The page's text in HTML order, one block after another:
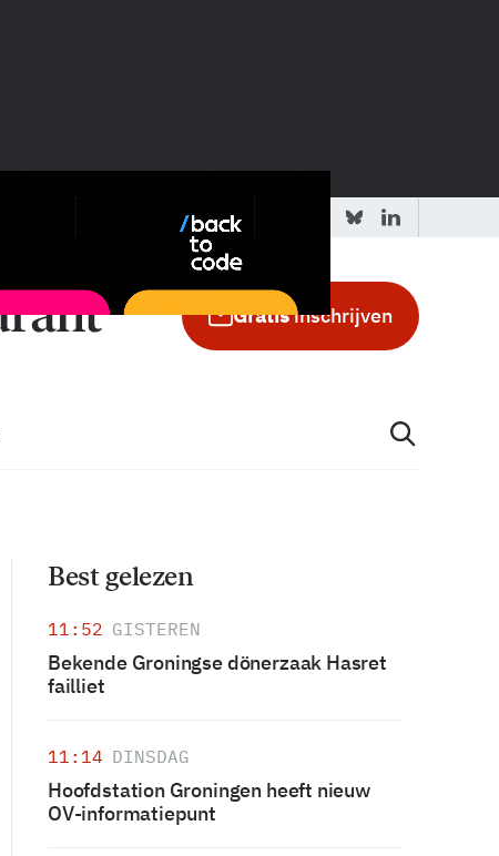
Adverteren in de GIC
Gratisinschrijven
Best gelezen
11:52 GISTEREN
Bekende Groningse dönerzaak Hasret
failliet
11:14 DINSDAG
Hoofdstation Groningen heeft nieuw
OV-informatiepunt